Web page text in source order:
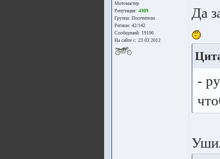
Мотомастер
Репутация: 4309
Группа: Посетители
Регион: 42/142
Сообщений: 19196
На сайте с: 23.03.2012
Да
-